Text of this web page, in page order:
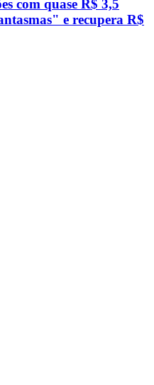
com quase R$ 3,5
e recupera R$